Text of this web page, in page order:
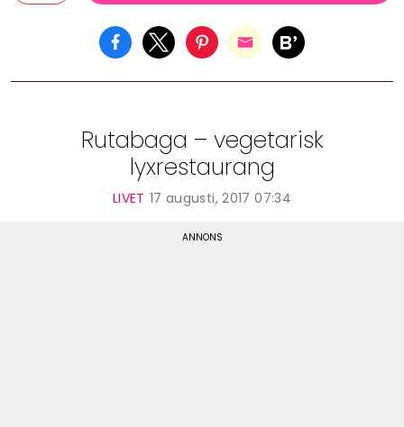
Rutabaga – vegetarisk
lyxrestaurang
LIVET 17 augusti, 2017 07:34